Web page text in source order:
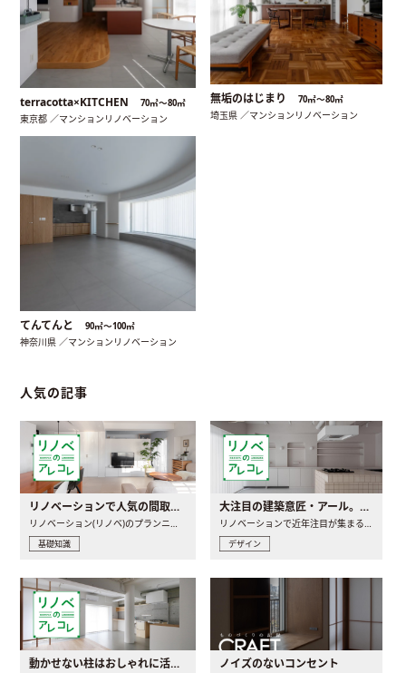
terracotta×KITCHEN 70㎡〜80㎡
東京都 ／マンションリノベーション
無垢のはじまり 70㎡〜80㎡
埼玉県 ／マンションリノベーション
てんてんと 90㎡〜100㎡
神奈川県 ／マンションリノベーション
人気の記事
リノベーションで人気の間取りとは？トレンドの間取りと実例を徹底解説
リノベーション(リノベ)のプランニングで一番最初に決めるのは..
基礎知識
大注目の建築意匠・アール。人気の理由と空間に取り入れるポイント
リノベーションで近年注目が集まる建築意匠の一つであるアール..
デザイン
動かせない柱はおしゃれに活用！柱を魅せるリノベーション(リノベ)4選 ノイズのないコンセント